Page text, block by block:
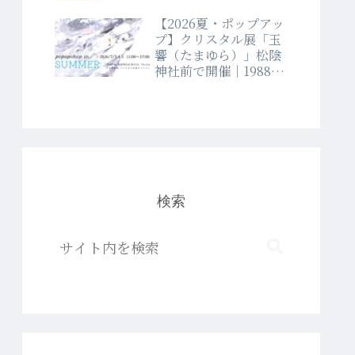
【2026夏・ポップアッ
プ】クリスタル展「玉
響（たまゆら）」松陰
神社前で開催｜1988年
検索